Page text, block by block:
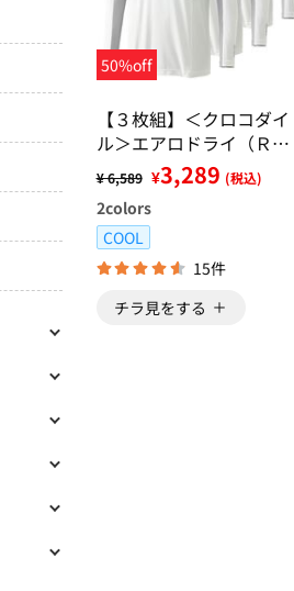
50%off
【３枚組】＜クロコダイ
ル＞エアロドライ（Ｒ）
クーラーテックコンプレ
ッション
¥ 6,589 ¥3,289 (税込)
2colors
COOL
15件
チラ見をする